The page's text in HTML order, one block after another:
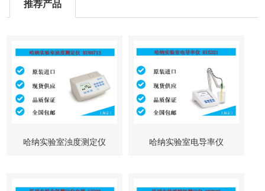
推荐产品
哈纳实验室浊度测定仪 哈纳实验室电导率仪